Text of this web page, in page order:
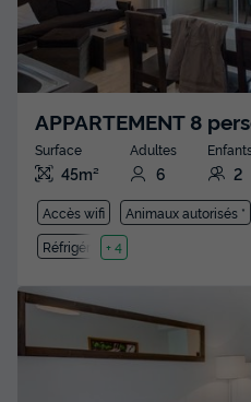
APPARTEMENT 8
Surface
45m²
Adultes
6 2
Accès wifi Animaux autorisés *
Réfrigérateur
+ 4